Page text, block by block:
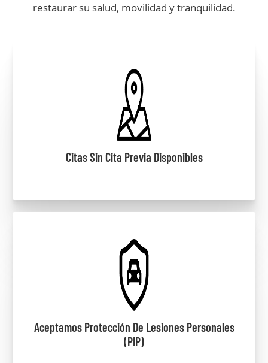
restaurar su salud, movilidad y tranquilidad.
Citas Sin Cita Previa Disponibles
Aceptamos Protección De Lesiones Personales
(PIP)